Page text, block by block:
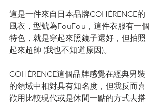
這是一件來自日本品牌COHÉRENCE的
風衣，型號為FouFou，這件衣服有一個
特色，就是穿起來照鏡子還好，但拍照
起來超帥 (我也不知道原因)。
COHÉRENCE這個品牌感覺在經典男裝
的領域中相對具有知名度，但我反而喜
歡用比較現代或是休閒一點的方式去搭